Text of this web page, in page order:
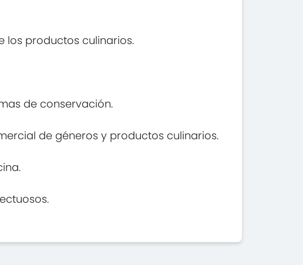
los productos culinarios.
de conservación.
de géneros y productos culinarios.